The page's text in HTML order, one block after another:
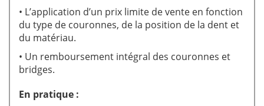
• L’application d’un prix limite de vente en fonction
du type de couronnes, de la position de la dent et
du matériau.
• Un remboursement intégral des couronnes et
bridges.
En pratique :